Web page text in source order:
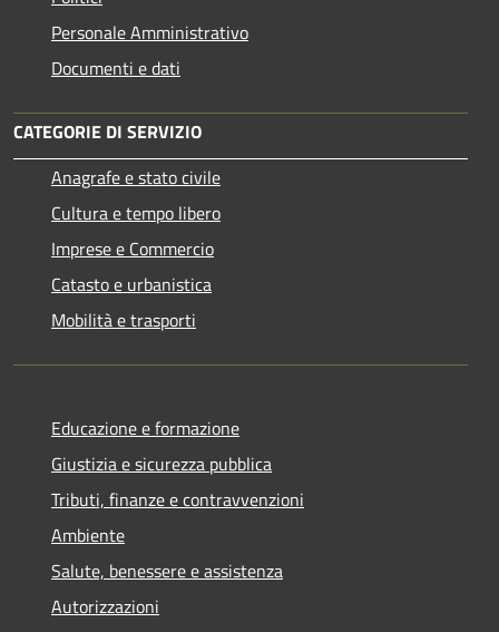
Personale Amministrativo
Documenti e dati
CATEGORIE DI SERVIZIO
Anagrafe e stato civile
Cultura e tempo libero
Imprese e Commercio
Catasto e urbanistica
Mobilità e trasporti
Educazione e formazione
Giustizia e sicurezza pubblica
Tributi, finanze e contravvenzioni
Ambiente
Salute, benessere e assistenza
Autorizzazioni